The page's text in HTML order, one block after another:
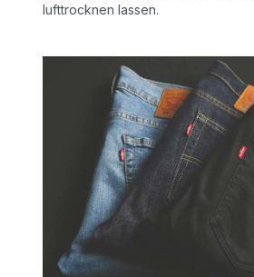
lufttrocknen lassen.